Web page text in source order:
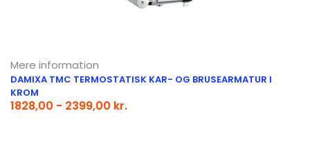
Mere information
DAMIXA TMC TERMOSTATISK KAR- OG BRUSEARMATUR I
KROM
1828,00 - 2399,00 kr.